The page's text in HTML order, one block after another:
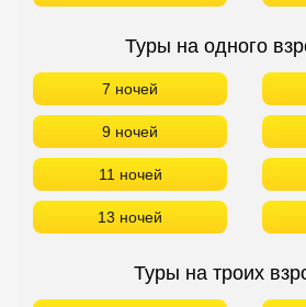
Туры на одного
7 ночей
9 ночей
11 ночей
13 ночей
Туры на троих